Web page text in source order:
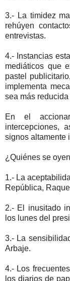
3.- La timidez
rehúyen
entrevistas.
4.- Instancias
mediáticos que
pastel
implementa
sea más
En el
intercepciones,
signos altamente
¿Quiénes se
1.- La
República,
2.- El inusitado
los lunes del
3.- La
Arbaje.
4.- Los
los diarios de